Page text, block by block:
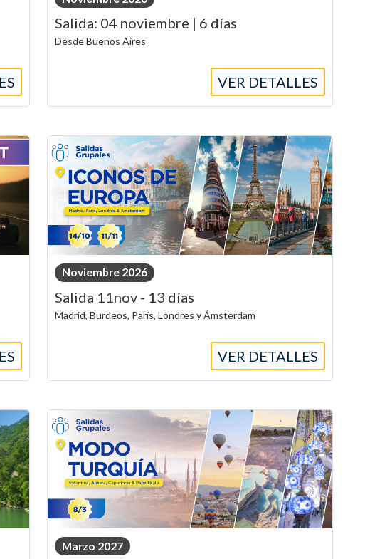
Salida: 04 noviembre | 6 días
Desde Buenos Aires
VER DETALLES
Noviembre 2026
Salida 11nov - 13 días
Madrid, Burdeos, París, Londres y Ámsterdam
VER DETALLES
Marzo 2027